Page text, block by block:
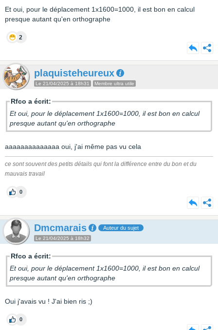
Et oui, pour le déplacement 1x1600=1000, il est bon en calcul
presque autant qu'en orthographe
2
plaquisteheureux
Le 21/04/2025 à 18h31 Membre ultra utile
Rfco a écrit:
Et oui, pour le déplacement 1x1600=1000, il est bon en calcul
presque autant qu'en orthographe
aaaaaaaaaaaaaa oui, j'ai même pas vu cela
ce sont souvent des petits détails qui font la différence entre du bon et du
mauvais travail
0
Dmcmarais Auteur du sujet
Le 21/04/2025 à 18h32
Rfco a écrit:
Et oui, pour le déplacement 1x1600=1000, il est bon en calcul
presque autant qu'en orthographe
Oui j'avais vu ! J'ai bien ris ;)
0